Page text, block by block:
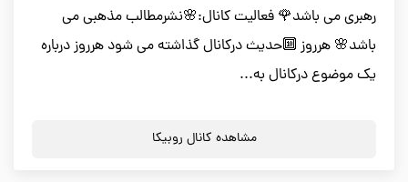
رهبری می باشد🌹 فعالیت کانال:🌸نشرمطالب مذهبی می
باشد🌸 هرروز 🔟حدیث درکانال گذاشته می شود هرروز درباره
یک موضوع درکانال به...
مشاهده کانال روبیکا